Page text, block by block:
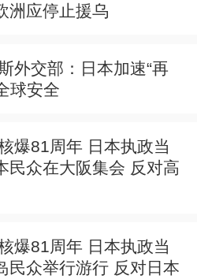
洲应停止援乌
外交部：日本加速“再
球安全
爆81周年 日本执政当
民众在大阪集会 反对高
爆81周年 日本执政当
民众举行游行 反对日本